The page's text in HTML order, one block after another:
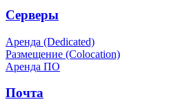
Серверы
Аренда (Dedicated)
Размещение (Colocation)
Аренда ПО
Почта